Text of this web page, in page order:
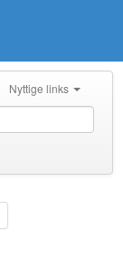
Nyttige links